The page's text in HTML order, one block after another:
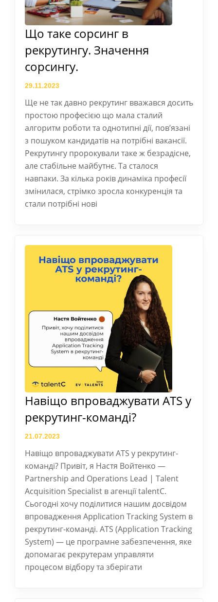
Що таке сорсинг в
рекрутингу. Значення
сорсингу.
29.11.2023
Ще не так давно рекрутинг вважався досить
простою професією що мала сталий
алгоритм роботи та однотипні дії, пов’язані
з пошуком кандидатів на потрібні вакансії.
Рекрутингу пророкували таке ж безрадісне,
але стабільне майбутнє. Та сталося
навпаки. За кілька років динаміка професії
змінилася, стрімко зросла конкуренція та
стали потрібні нові
Навіщо впроваджувати ATS у
рекрутинг-команді?
21.07.2023
Навіщо впроваджувати ATS у рекрутинг-
команді? Привіт, я Настя Войтенко —
Partnership and Operations Lead | Talent
Acquisition Specialist в агенції talentC.
Сьогодні хочу поділитися нашим досвідом
впровадження Application Tracking System в
рекрутинг-команді. ATS (Application Tracking
System) — це програмне забезпечення, яке
допомагає рекрутерам управляти
процесом відбору та зберігати